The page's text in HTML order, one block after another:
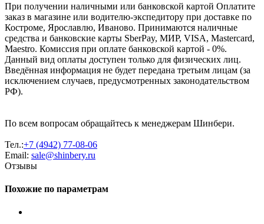
При получении наличными или банковской картой Оплатите
заказ в магазине или водителю-экспедитору при доставке по
Костроме, Ярославлю, Иваново. Принимаются наличные
средства и банковские карты SberPay, МИР, VISA, Mastercard,
Maestro. Комиссия при оплате банковской картой - 0%.
Данный вид оплаты доступен только для физических лиц.
Введённая информация не будет передана третьим лицам (за
исключением случаев, предусмотренных законодательством
РФ).
По всем вопросам обращайтесь к менеджерам Шинбери.
Тел.:+7 (4942) 77-08-06
Email: sale@shinbery.ru
Отзывы
Похожие по параметрам